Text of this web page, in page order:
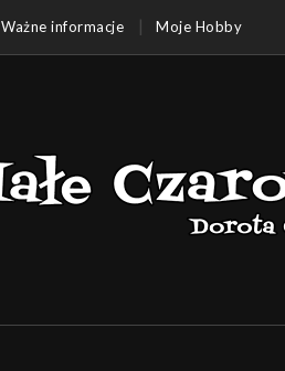
Ważne informacje Moje Hobby